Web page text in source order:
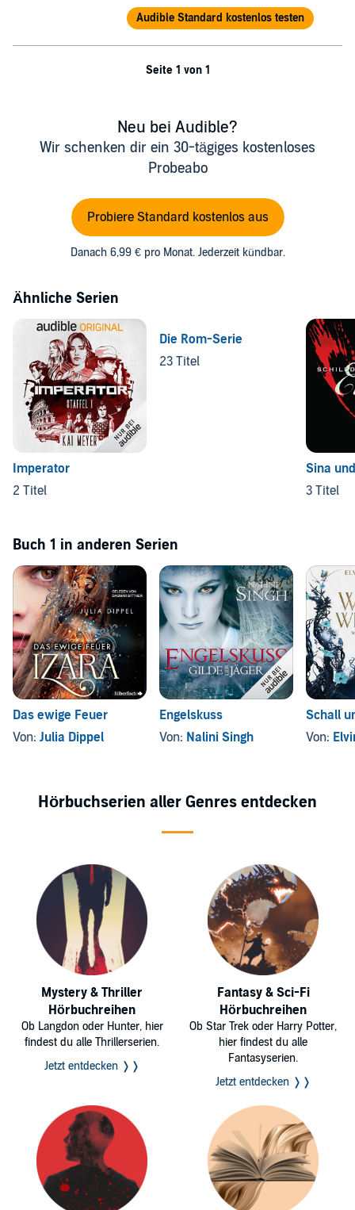
Audible Standard kostenlos testen
Seite 1 von 1
Neu bei Audible?
Wir schenken dir ein 30-tägiges kostenloses
Probeabo
Probiere Standard kostenlos aus
Danach 6,99 € pro Monat. Jederzeit kündbar.
Ähnliche Serien
Imperator
2 Titel
Die Rom-Serie
23 Titel
Sina
3 Titel
Buch 1 in anderen Serien
Das ewige Feuer
Von: Julia Dippel
Engelskuss
Von: Nalini Singh
Schall
Von:
Hörbuchserien aller Genres entdecken
Mystery & Thriller
Hörbuchreihen
Ob Langdon oder Hunter, hier
findest du alle Thrillerserien.
Jetzt entdecken ❭❭
Fantasy & Sci-Fi
Hörbuchreihen
Ob Star Trek oder Harry Potter,
hier findest du alle
Fantasyserien.
Jetzt entdecken ❭❭